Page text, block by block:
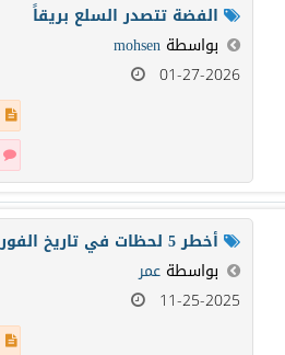
الفضة تتصدر السلع بريقاً
بواسطة mohsen
01-27-2026
أخطر 5 لحظات في تاريخ الفوركس...
بواسطة عمر
11-25-2025